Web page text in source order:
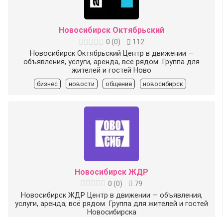
Новосибирск Октябрьский
0 (0)
112
Новосибирск Октябрьский Центр в движении —
объявления, услуги, аренда, всё рядом ️ Группа для
жителей и гостей Ново
бизнес новости общение новосибирск
Новосибирск ЖДР
0 (0)
79
Новосибирск ЖДР Центр в движении — объявления,
услуги, аренда, всё рядом ️ Группа для жителей и гостей
Новосибирска